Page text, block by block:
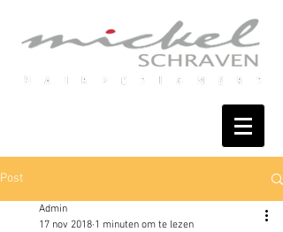
Post
Admin
17 nov 2018 1 minuten om te lezen